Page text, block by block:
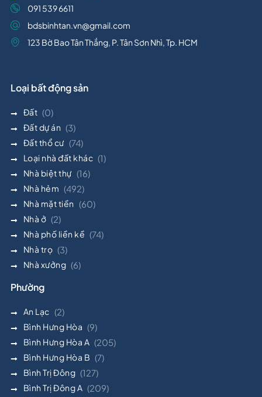
091 539 6611
bdsbinhtan.vn@gmail.com
123 Bờ Bao Tân Thắng, P. Tân Sơn Nhì, Tp. HCM
Loại bất động sản
Đất (0)
Đất dự án (3)
Đất thổ cư (74)
Loại nhà đất khác (1)
Nhà biệt thự (16)
Nhà hẻm (492)
Nhà mặt tiền (60)
Nhà ở (2)
Nhà phố liền kề (74)
Nhà trọ (3)
Nhà xưởng (6)
Phường
An Lạc (2)
Bình Hưng Hòa (9)
Bình Hưng Hòa A (205)
Bình Hưng Hòa B (7)
Bình Trị Đông (127)
Bình Trị Đông A (209)